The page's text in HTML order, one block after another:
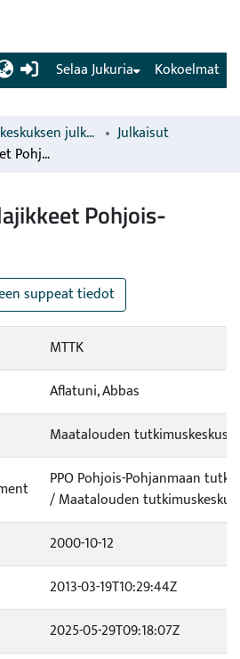
(current) Kokoelmat
Selaa Jukuria
Luonnonvarakeskuksen julkaisut
Julkaisut
Mustaherukkalajikkeet Pohjois-Pohjanmaalla
Pohjois-
suppeat tiedot
MTTK
Aflatuni, Abbas
Maatalouden tutkimuskeskus
PPO Pohjois-Pohjanmaan
/ Maatalouden tutkimuskeskus
2000-10-12
2013-03-19T10:29:44Z
2025-05-29T09:18:07Z